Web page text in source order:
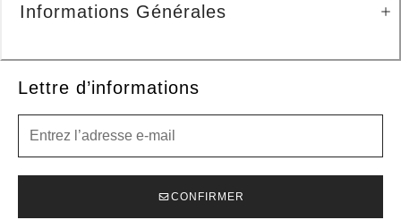
Lettre d’informations
CONFIRMER
Informations Générales